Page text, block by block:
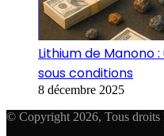
Lithium de Manono
sous conditions
8 décembre 2025
© Copyright 2026, Tous droits